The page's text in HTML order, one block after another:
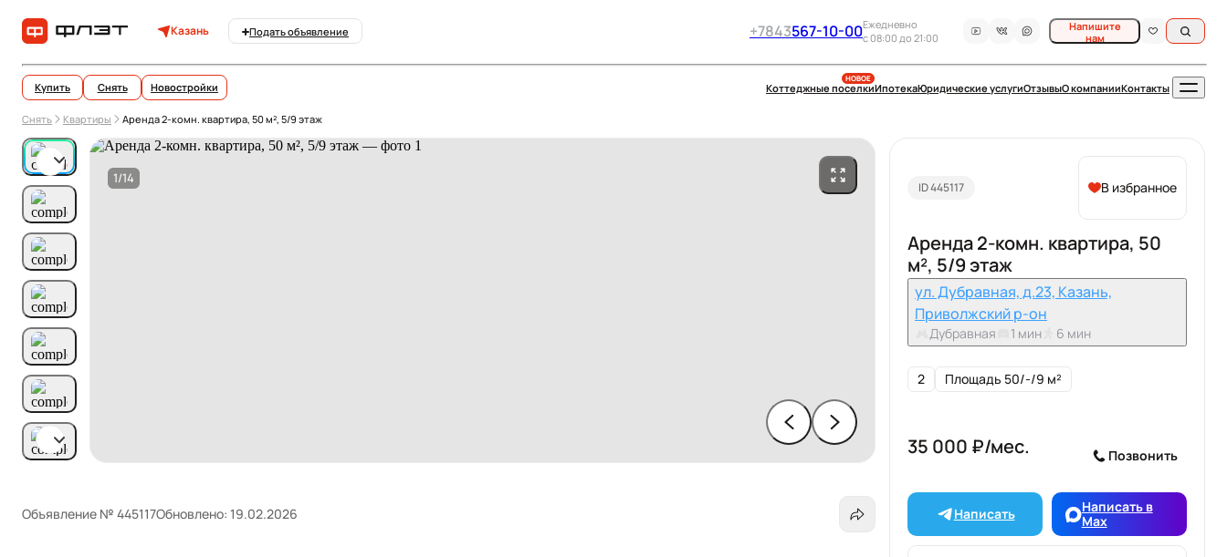
Казань Подать объявление +7843567-10-00Ежедневно
c 08:00 до 21:00
Напишите
нам
Купить Снять Новостройки
НОВОЕ
Коттеджные поселкиИпотекаЮридические услугиОтзывыО компанииКонтакты
Снять Квартиры Аренда 2-комн. квартира, 50 м², 5/9 этаж
1/14
ID 445117 В избранное
Аренда 2-комн. квартира, 50
м², 5/9 этаж
ул. Дубравная, д.23, Казань,
Приволжский р-он
Дубравная 1 мин 6 мин
2 Площадь 50/-/9 м²
35 000 ₽/мес.
Написать
Написать в
Max
Позвонить
Объявление № 445117Обновлено: 19.02.2026